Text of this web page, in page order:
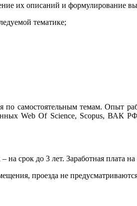
их описаний и формулирование
тематике;
самостоятельным темам. Опыт
Web Of Science, Scopus, ВАК
срок до 3 лет. Заработная плата
проезда не